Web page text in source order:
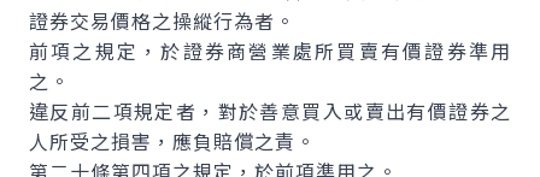
證券交易價格之操縱行為者。
前項之規定，於證券商營業處所買賣有價證券準用
之。
違反前二項規定者，對於善意買入或賣出有價證券之
人所受之損害，應負賠償之責。
第二十條第四項之規定，於前項準用之。